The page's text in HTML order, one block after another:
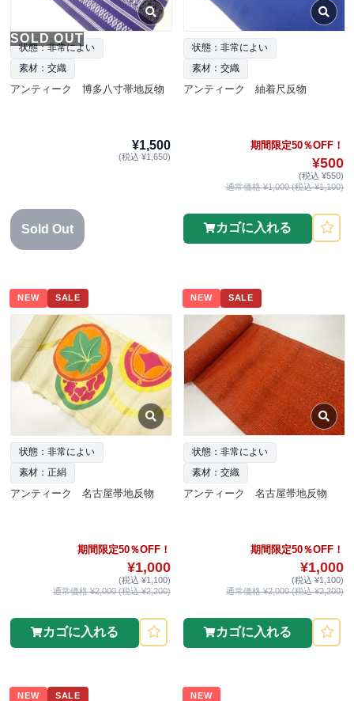
SOLD OUT
状態：非常によい
素材：交織
アンティーク 博多八寸帯地反物
¥1,500
(税込 ¥1,650)
Sold Out
状態：非常によい
素材：交織
アンティーク 紬着尺反物
期間限定50％OFF！
¥500
(税込 ¥550)
通常価格 ¥1,000 (税込 ¥1,100)
カゴに入れる
NEW SALE
状態：非常によい
素材：正絹
アンティーク 名古屋帯地反物
期間限定50％OFF！
¥1,000
(税込 ¥1,100)
通常価格 ¥2,000 (税込 ¥2,200)
カゴに入れる
NEW SALE
状態：非常によい
素材：交織
アンティーク 名古屋帯地反物
期間限定50％OFF！
¥1,000
(税込 ¥1,100)
通常価格 ¥2,000 (税込 ¥2,200)
カゴに入れる
NEW SALE NEW